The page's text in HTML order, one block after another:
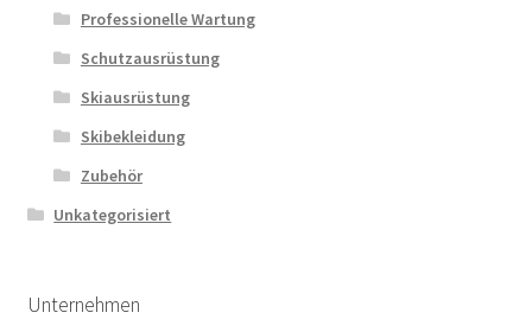
Professionelle Wartung
Schutzausrüstung
Skiausrüstung
Skibekleidung
Zubehör
Unkategorisiert
Unternehmen